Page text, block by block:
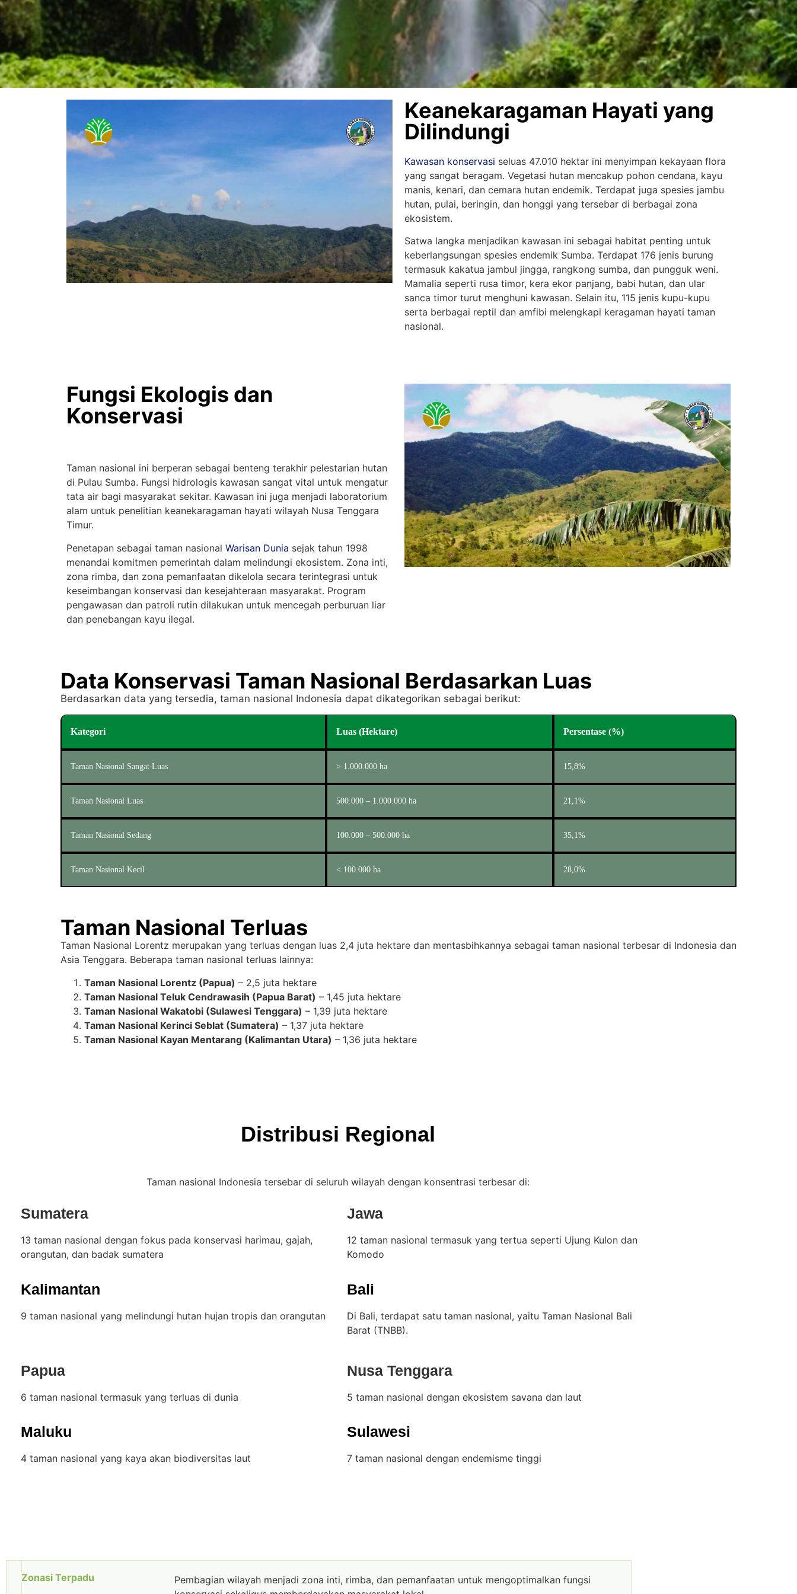
Keanekaragaman Hayati yang
Dilindungi
Kawasan konservasi seluas 47.010 hektar ini menyimpan kekayaan flora
yang sangat beragam. Vegetasi hutan mencakup pohon cendana, kayu
manis, kenari, dan cemara hutan endemik. Terdapat juga spesies jambu
hutan, pulai, beringin, dan honggi yang tersebar di berbagai zona
ekosistem.
Satwa langka menjadikan kawasan ini sebagai habitat penting untuk
keberlangsungan spesies endemik Sumba. Terdapat 176 jenis burung
termasuk kakatua jambul jingga, rangkong sumba, dan pungguk weni.
Mamalia seperti rusa timor, kera ekor panjang, babi hutan, dan ular
sanca timor turut menghuni kawasan. Selain itu, 115 jenis kupu-kupu
serta berbagai reptil dan amfibi melengkapi keragaman hayati taman
nasional.
Fungsi Ekologis dan
Konservasi
Taman nasional ini berperan sebagai benteng terakhir pelestarian hutan
di Pulau Sumba. Fungsi hidrologis kawasan sangat vital untuk mengatur
tata air bagi masyarakat sekitar. Kawasan ini juga menjadi laboratorium
alam untuk penelitian keanekaragaman hayati wilayah Nusa Tenggara
Timur.
Penetapan sebagai taman nasional Warisan Dunia sejak tahun 1998
menandai komitmen pemerintah dalam melindungi ekosistem. Zona inti,
zona rimba, dan zona pemanfaatan dikelola secara terintegrasi untuk
keseimbangan konservasi dan kesejahteraan masyarakat. Program
pengawasan dan patroli rutin dilakukan untuk mencegah perburuan liar
dan penebangan kayu ilegal.
Data Konservasi Taman Nasional Berdasarkan Luas
Berdasarkan data yang tersedia, taman nasional Indonesia dapat dikategorikan sebagai berikut:
Kategori Luas (Hektare) Persentase (%)
Taman Nasional Sangat Luas > 1.000.000 ha 15,8%
Taman Nasional Luas 500.000 – 1.000.000 ha 21,1%
Taman Nasional Sedang 100.000 – 500.000 ha 35,1%
Taman Nasional Kecil < 100.000 ha 28,0%
Taman Nasional Terluas
Taman Nasional Lorentz merupakan yang terluas dengan luas 2,4 juta hektare dan mentasbihkannya sebagai taman nasional terbesar di Indonesia dan
Asia Tenggara. Beberapa taman nasional terluas lainnya:
Taman Nasional Lorentz (Papua) – 2,5 juta hektare
Taman Nasional Teluk Cendrawasih (Papua Barat) – 1,45 juta hektare
Taman Nasional Wakatobi (Sulawesi Tenggara) – 1,39 juta hektare
Taman Nasional Kerinci Seblat (Sumatera) – 1,37 juta hektare
Taman Nasional Kayan Mentarang (Kalimantan Utara) – 1,36 juta hektare
Distribusi Regional
Taman nasional Indonesia tersebar di seluruh wilayah dengan konsentrasi terbesar di:
Sumatera
13 taman nasional dengan fokus pada konservasi harimau, gajah,
orangutan, dan badak sumatera
Kalimantan
9 taman nasional yang melindungi hutan hujan tropis dan orangutan
Jawa
12 taman nasional termasuk yang tertua seperti Ujung Kulon dan
Komodo
Bali
Di Bali, terdapat satu taman nasional, yaitu Taman Nasional Bali
Barat (TNBB).
Papua
6 taman nasional termasuk yang terluas di dunia
Maluku
4 taman nasional yang kaya akan biodiversitas laut
Nusa Tenggara
5 taman nasional dengan ekosistem savana dan laut
Sulawesi
7 taman nasional dengan endemisme tinggi
Zonasi Terpadu
Pembagian wilayah menjadi zona inti, rimba, dan pemanfaatan untuk mengoptimalkan fungsi